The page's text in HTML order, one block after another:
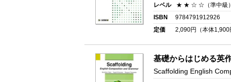
レベル
★ ★ ☆ ☆（準中級）
ISBN
9784791912926
定価
2,090円（本体1,900
基礎からはじめる英
Scaffolding English